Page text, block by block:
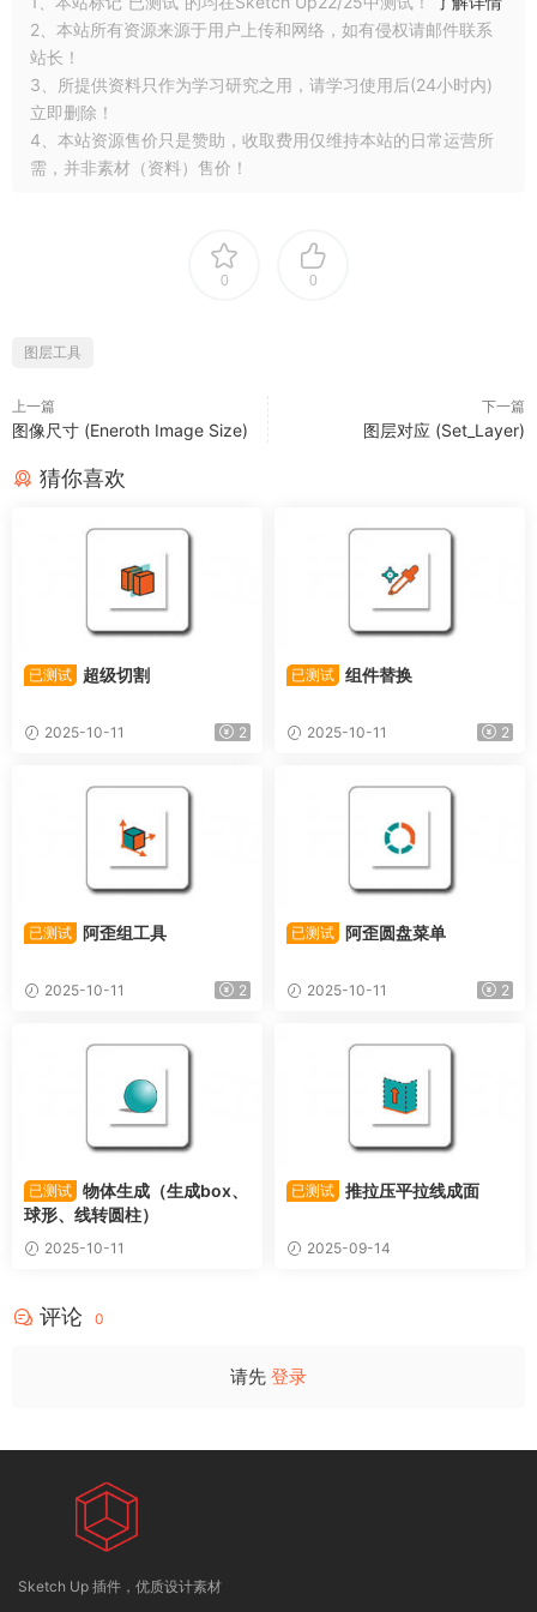
2、本站所有资源来源于用户上传和网络，如有侵权请邮件联系
站长！
3、所提供资料只作为学习研究之用，请学习使用后(24小时内)
立即删除！
4、本站资源售价只是赞助，收取费用仅维持本站的日常运营所
需，并非素材（资料）售价！
0 0
图层工具
上一篇
图像尺寸 (Eneroth Image Size)
下一篇
图层对应 (Set_Layer)
猜你喜欢
已测试 超级切割
2025-10-11 2
已测试 组件替换
2025-10-11 2
已测试 阿歪组工具
2025-10-11 2
已测试 阿歪圆盘菜单
2025-10-11 2
已测试 物体生成（生成box、
球形、线转圆柱）
2025-10-11
已测试 推拉压平拉线成面
2025-09-14
评论 0
请先 登录
Sketch Up 插件，优质设计素材